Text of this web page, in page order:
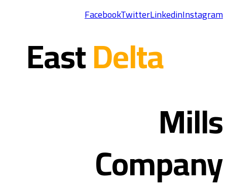
FacebookTwitterLinkedinInstagram
Delta
Mills
Company